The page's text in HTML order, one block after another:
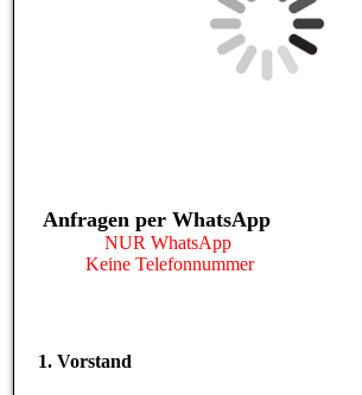
Anfragen per WhatsApp
NUR WhatsApp
Keine Telefonnummer
1. Vorstand